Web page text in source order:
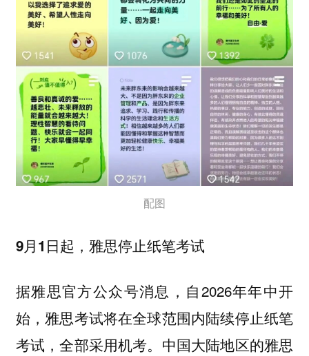
配图
9月1日起，雅思停止纸笔考试
据雅思官方公众号消息，自2026年年中开
始，雅思考试将在全球范围内陆续停止纸笔
考试，全部采用机考。中国大陆地区的雅思